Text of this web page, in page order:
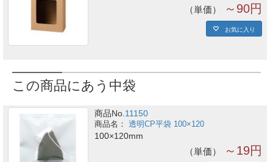
単価 ～90円
お気に入り
この商品にあう中袋
商品No.11150
透明CP平袋 100×120
100×120mm
単価 ～19円